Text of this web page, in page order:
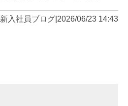
新入社員ブログ 2026/06/23 14:43